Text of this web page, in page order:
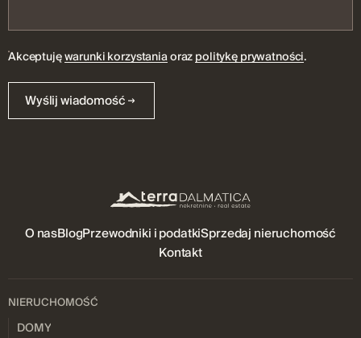
Akceptujęwarunki korzystaniaorazpolitykę prywatności.
Wyślij wiadomość
O nasBlogPrzewodniki i podatkiSprzedaj nieruchomość
Kontakt
NIERUCHOMOŚĆ
DOMY